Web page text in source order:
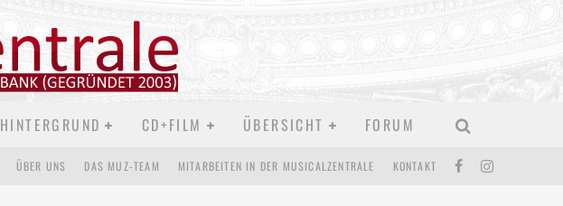
HINTERGRUND CD+FILM ÜBERSICHT FORUM
ÜBER UNS DAS MUZ-TEAM MITARBEITEN IN DER MUSICALZENTRALE KONTAKT